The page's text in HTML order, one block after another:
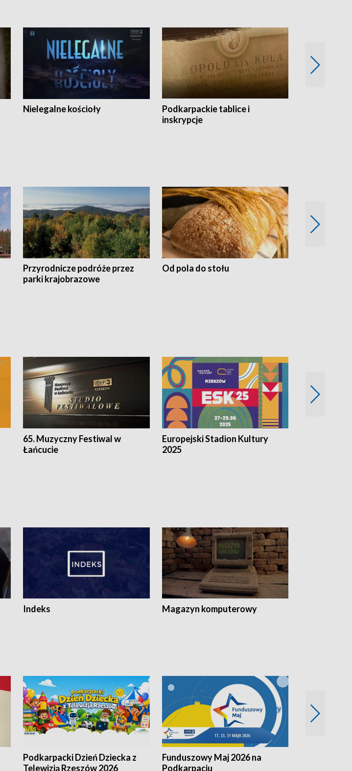
Nielegalne kościoły
Podkarpackie tablice i
inskrypcje
Przyrodnicze podróże przez
parki krajobrazowe
Od pola do stołu
65. Muzyczny Festiwal w
Łańcucie
Europejski Stadion Kultury
2025
Indeks Magazyn komputerowy
Podkarpacki Dzień Dziecka z
Telewizją Rzeszów 2026
Funduszowy Maj 2026 na
Podkarpaciu